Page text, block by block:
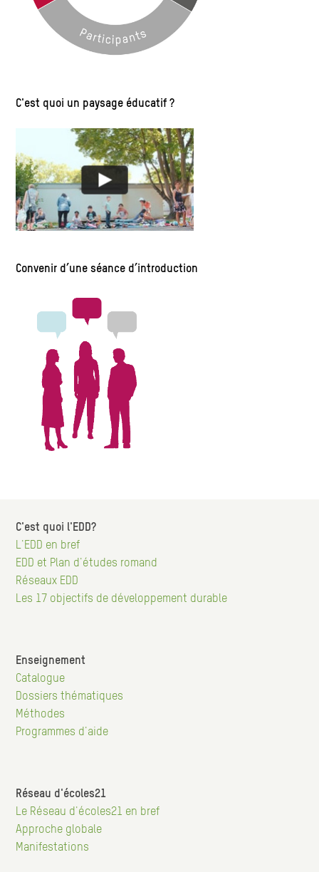
C'est quoi un paysage éducatif ?
Convenir d’une séance d’introduction
Hauptnavigation
C'est quoi l'EDD?
L'EDD en bref
EDD et Plan d'études romand
Réseaux EDD
Les 17 objectifs de développement durable
Navigation
principale
Enseignement
Catalogue
Dossiers thématiques
Méthodes
Programmes d'aide
Hauptnavigation
Réseau d'écoles21
Le Réseau d'écoles21 en bref
Approche globale
Manifestations